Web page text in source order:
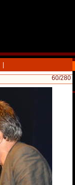
60/280